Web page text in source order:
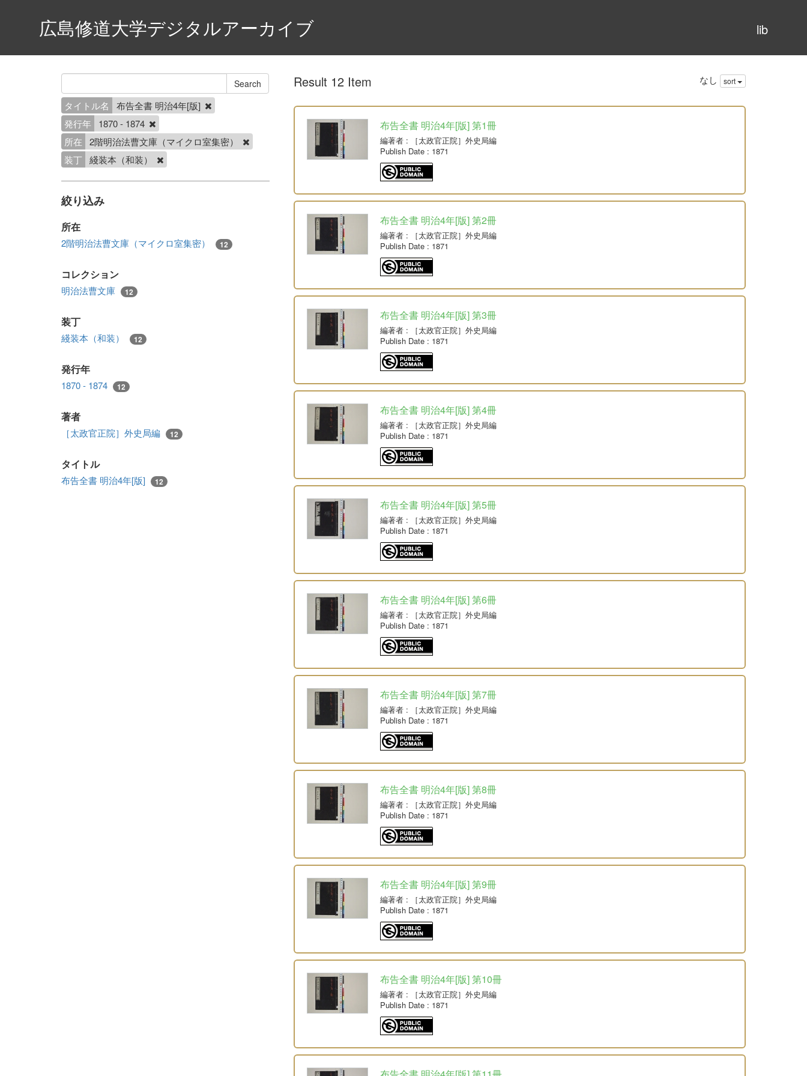
lib
広島修道大学デジタルアーカイブ
タイトル名
布告全書 明治4年[版]
発行年
1870 - 1874
所在
2階明治法曹文庫（マイクロ室集密）
装丁 綫装本（和装）
絞り込み
所在
2階明治法曹文庫（マイクロ室集密） 12
コレクション
明治法曹文庫 12
装丁
綫装本（和装） 12
発行年
1870 - 1874 12
著者
［太政官正院］外史局編 12
タイトル
布告全書 明治4年[版] 12
Result 12 Item なし sort
布告全書 明治4年[版] 第1冊
編著者: ［太政官正院］外史局編
Publish Date: 1871
布告全書 明治4年[版] 第2冊
編著者: ［太政官正院］外史局編
Publish Date: 1871
布告全書 明治4年[版] 第3冊
編著者: ［太政官正院］外史局編
Publish Date: 1871
布告全書 明治4年[版] 第4冊
編著者: ［太政官正院］外史局編
Publish Date: 1871
布告全書 明治4年[版] 第5冊
編著者: ［太政官正院］外史局編
Publish Date: 1871
布告全書 明治4年[版] 第6冊
編著者: ［太政官正院］外史局編
Publish Date: 1871
布告全書 明治4年[版] 第7冊
編著者: ［太政官正院］外史局編
Publish Date: 1871
布告全書 明治4年[版] 第8冊
編著者: ［太政官正院］外史局編
Publish Date: 1871
布告全書 明治4年[版] 第9冊
編著者: ［太政官正院］外史局編
Publish Date: 1871
布告全書 明治4年[版] 第10冊
編著者: ［太政官正院］外史局編
Publish Date: 1871